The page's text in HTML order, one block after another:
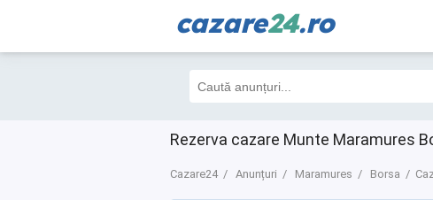
cazare24.ro
Rezerva cazare Munte Maramures
Cazare24 Anunțuri Maramures Borsa
Filtre 4 Toate
2